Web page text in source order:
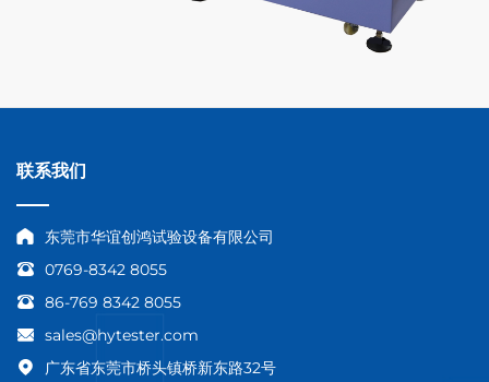
联系我们
东莞市华谊创鸿试验设备有限公司
0769-8342 8055
86-769 8342 8055
sales@hytester.com
广东省东莞市桥头镇桥新东路32号